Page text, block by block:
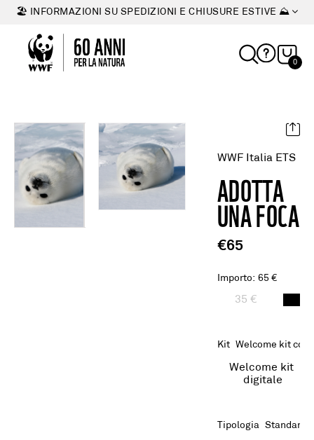
🏖 INFORMAZIONI SU SPEDIZIONI E CHIUSURE ESTIVE ⛰
0
WWF Italia ETS
ADOTTA
UNA FOCA
€65
Importo: 65 €
35 €
Kit Welcome kit con
Welcome kit
digitale
Tipologia Standard